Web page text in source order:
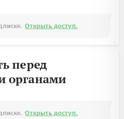
Открыть доступ.
перед
органами
Открыть доступ.